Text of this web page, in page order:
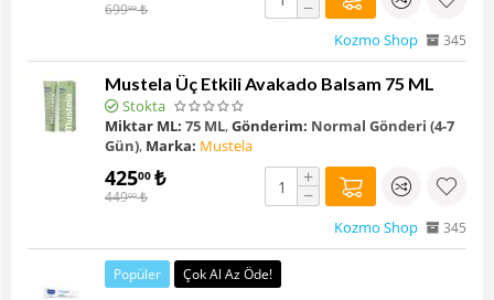
69999 ₺ −
Kozmo Shop 345
Mustela Üç Etkili Avakado Balsam 75 ML
Stokta
Miktar ML: 75 ML,Gönderim: Normal Gönderi (4-7
Gün), Marka: Mustela
42500 ₺
44900 ₺
+
−
Kozmo Shop 345
Popüler Çok Al Az Öde!